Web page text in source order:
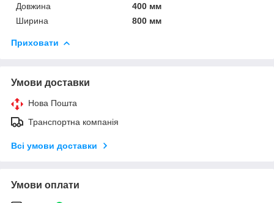
Довжина
400 мм
Ширина
800 мм
Приховати
Умови доставки
Нова Пошта
Транспортна компанія
Всі умови доставки
Умови оплати